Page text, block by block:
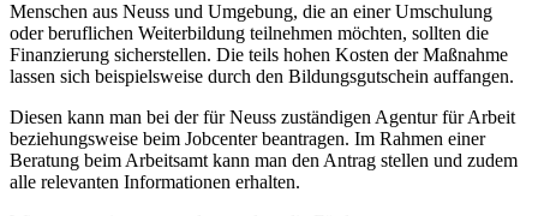
Menschen aus Neuss und Umgebung, die an einer Umschulung
oder beruflichen Weiterbildung teilnehmen möchten, sollten die
Finanzierung sicherstellen. Die teils hohen Kosten der Maßnahme
lassen sich beispielsweise durch den Bildungsgutschein auffangen.
Diesen kann man bei der für Neuss zuständigen Agentur für Arbeit
beziehungsweise beim Jobcenter beantragen. Im Rahmen einer
Beratung beim Arbeitsamt kann man den Antrag stellen und zudem
alle relevanten Informationen erhalten.